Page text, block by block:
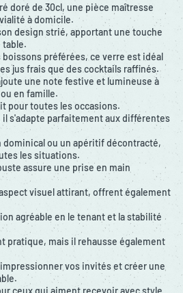
doré de 30cl, une pièce maîtresse
à domicile.
design strié, apportant une touche
table.
préférées, ce verre est idéal
jus frais que des cocktails raffinés.
une note festive et lumineuse à
en famille.
pour toutes les occasions.
s'adapte parfaitement aux différentes
dominical ou un apéritif décontracté,
les situations.
assure une prise en main
visuel attirant, offrent également
agréable en le tenant et la stabilité
pratique, mais il rehausse également
vos invités et créer une
ceux qui aiment recevoir avec style